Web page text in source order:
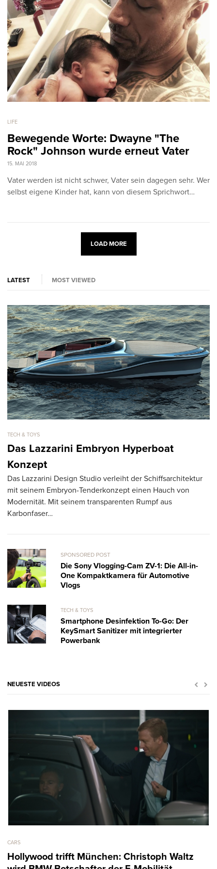
LIFE
Bewegende Worte: Dwayne "The
Rock" Johnson wurde erneut Vater
15. MAI 2018
Vater werden ist nicht schwer, Vater sein dagegen sehr. Wer
selbst eigene Kinder hat, kann von diesem Sprichwort…
LOAD MORE
LATEST MOST VIEWED
TECH & TOYS
Das Lazzarini Embryon Hyperboat
Konzept
Das Lazzarini Design Studio verleiht der Schiffsarchitektur
mit seinem Embryon-Tenderkonzept einen Hauch von
Modernität. Mit seinem transparenten Rumpf aus
Karbonfaser…
SPONSORED POST
Die Sony Vlogging-Cam ZV-1: Die All-in-
One Kompaktkamera für Automotive
Vlogs
TECH & TOYS
Smartphone Desinfektion To-Go: Der
KeySmart Sanitizer mit integrierter
Powerbank
NEUESTE VIDEOS
CARS
Hollywood trifft München: Christoph Waltz